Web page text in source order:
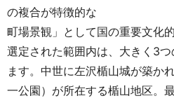
の複合が特徴的な
町場景観」として国の重要文化
選定された範囲内は、大きく3
ます。中世に左沢楯山城が築か
一公園）が所在する楯山地区。